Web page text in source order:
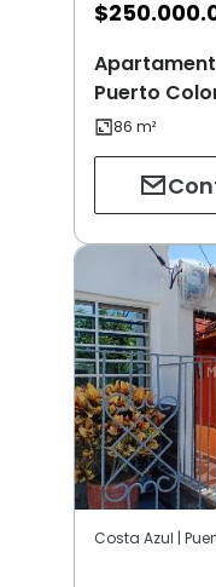
$
Puerto
Costa Azul |